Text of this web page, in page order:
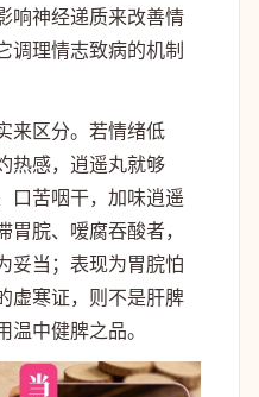
响神经递质来改善情
调理情志致病的机制
来区分。若情绪低
热感，逍遥丸就够
口苦咽干，加味逍遥
脘、嗳腐吞酸者，
妥当；表现为胃脘怕
虚寒证，则不是肝脾
中健脾之品。